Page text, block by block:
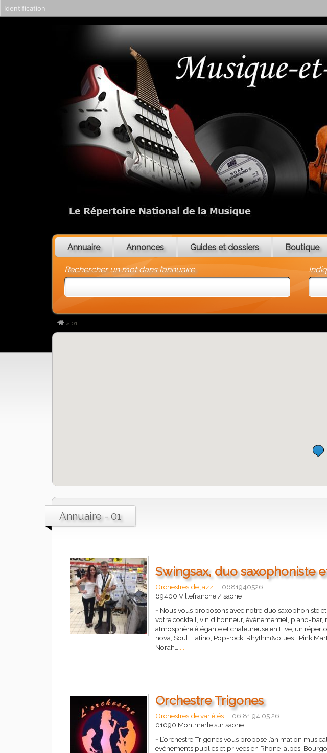
Annuaire Annonces Guides et dossiers Boutique
Rechercher un mot dans l’annuaire
» 01
Annuaire - 01
Swingsax, duo saxophoniste
Orchestres de jazz
0681940526
69400 Villefranche / saone
- Nous vous proposons avec notre duo saxophoniste
votre cocktail, vin d’honneur, événementiel, piano-bar,
atmosphère élégante et chaleureuse en Live, un
nova, Soul, Latino, Pop-rock, Rhythm&blues… Pink
Norah…
Orchestre Trigones
Orchestres de variétés
06 81 94 05 26
01090 Montmerle sur saone
- L’orchestre Trigones vous propose l’animation
événements publics et privées en Rhone-alpes,
Identification